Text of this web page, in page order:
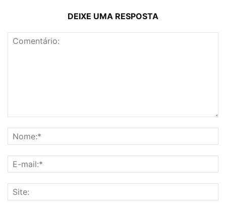
DEIXE UMA RESPOSTA